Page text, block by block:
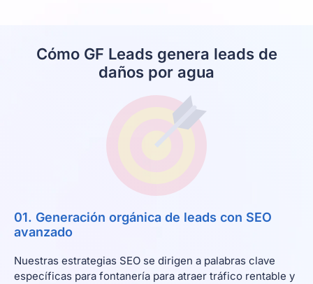
Cómo GF Leads genera leads de
daños por agua
01. Generación orgánica de leads con SEO
avanzado
Nuestras estrategias SEO se dirigen a palabras clave
específicas para fontanería para atraer tráfico rentable y